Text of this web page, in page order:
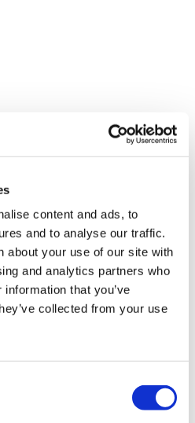
content and ads, to
and to analyse our traffic.
about your use of our site with
and analytics partners who
that you’ve
collected from your use